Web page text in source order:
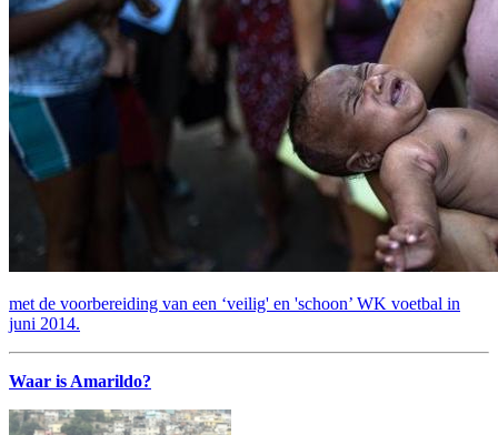
met de voorbereiding van een ‘veilig' en 'schoon’ WK voetbal in
juni 2014.
Waar is Amarildo?